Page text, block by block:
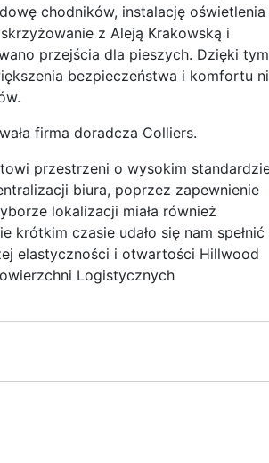
chodników, instalację oświetlenia
z Aleją Krakowską i
przejścia dla pieszych. Dzięki tym
bezpieczeństwa i komfortu
firma doradcza Colliers.
przestrzeni o wysokim
biura, poprzez zapewnienie
lokalizacji miała również
krótkim czasie udało się nam spełnić
elastyczności i otwartości Hillwood
Logistycznych